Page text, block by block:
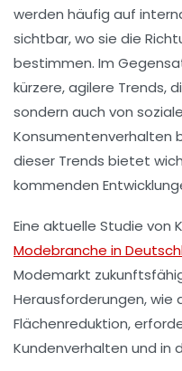
werden häufig auf
sichtbar, wo sie die
bestimmen. Im
kürzere, agilere Trends,
sondern auch von
Konsumentenverhalten
dieser Trends bietet
kommenden
Eine aktuelle Studie von
Modebranche in
Modemarkt
Herausforderungen, wie
Flächenreduktion,
Kundenverhalten und in